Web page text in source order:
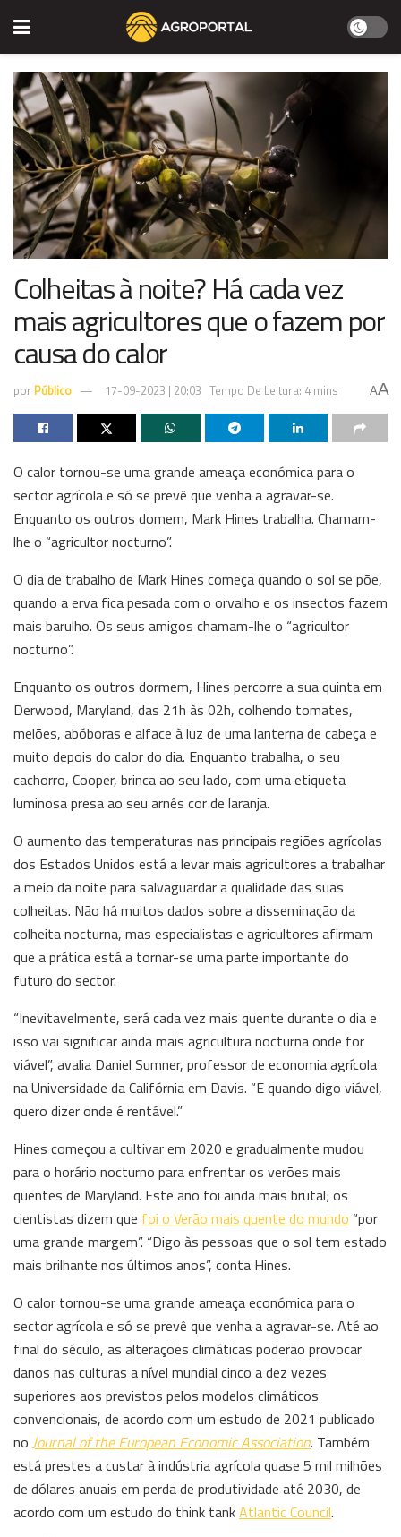
Colheitas à noite? Há cada vez
mais agricultores que o fazem por
causa do calor
por Público 17-09-2023 | 20:03 Tempo De Leitura: 4 mins AA
O calor tornou-se uma grande ameaça económica para o
sector agrícola e só se prevê que venha a agravar-se.
Enquanto os outros domem, Mark Hines trabalha. Chamam-
lhe o “agricultor nocturno”.
O dia de trabalho de Mark Hines começa quando o sol se põe,
quando a erva fica pesada com o orvalho e os insectos fazem
mais barulho. Os seus amigos chamam-lhe o “agricultor
nocturno”.
Enquanto os outros dormem, Hines percorre a sua quinta em
Derwood, Maryland, das 21h às 02h, colhendo tomates,
melões, abóboras e alface à luz de uma lanterna de cabeça e
muito depois do calor do dia. Enquanto trabalha, o seu
cachorro, Cooper, brinca ao seu lado, com uma etiqueta
luminosa presa ao seu arnês cor de laranja.
O aumento das temperaturas nas principais regiões agrícolas
dos Estados Unidos está a levar mais agricultores a trabalhar
a meio da noite para salvaguardar a qualidade das suas
colheitas. Não há muitos dados sobre a disseminação da
colheita nocturna, mas especialistas e agricultores afirmam
que a prática está a tornar-se uma parte importante do
futuro do sector.
“Inevitavelmente, será cada vez mais quente durante o dia e
isso vai significar ainda mais agricultura nocturna onde for
viável”, avalia Daniel Sumner, professor de economia agrícola
na Universidade da Califórnia em Davis. “E quando digo viável,
quero dizer onde é rentável.”
Hines começou a cultivar em 2020 e gradualmente mudou
para o horário nocturno para enfrentar os verões mais
quentes de Maryland. Este ano foi ainda mais brutal; os
cientistas dizem que foi o Verão mais quente do mundo “por
uma grande margem”. “Digo às pessoas que o sol tem estado
mais brilhante nos últimos anos”, conta Hines.
O calor tornou-se uma grande ameaça económica para o
sector agrícola e só se prevê que venha a agravar-se. Até ao
final do século, as alterações climáticas poderão provocar
danos nas culturas a nível mundial cinco a dez vezes
superiores aos previstos pelos modelos climáticos
convencionais, de acordo com um estudo de 2021 publicado
no Journal of the European Economic Association. Também
está prestes a custar à indústria agrícola quase 5 mil milhões
de dólares anuais em perda de produtividade até 2030, de
acordo com um estudo do think tankAtlantic Council.